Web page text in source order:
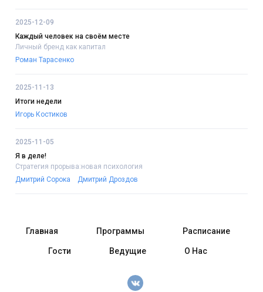
2025-12-09
Каждый человек на своём месте
Личный бренд как капитал
Роман Тарасенко
2025-11-13
Итоги недели
Игорь Костиков
2025-11-05
Я в деле!
Стратегия прорыва:новая психология
Дмитрий Сорока
Дмитрий Дроздов
Главная Программы Расписание
Гости Ведущие О Нас